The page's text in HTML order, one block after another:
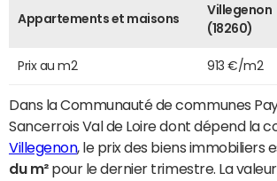
Appartements et maisons
Villegenon
(18260)
Prix au m2 913 €/m2
Dans la Communauté de communes
Sancerrois Val de Loire dont dépend la
Villegenon, le prix des biens immobiliers
du m²pour le dernier trimestre. La